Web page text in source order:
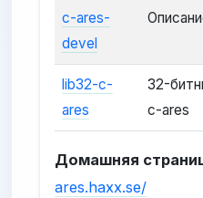
c-ares-
devel
lib32-c-
ares
32-
c-ares
Домашняя
ares.haxx.se/